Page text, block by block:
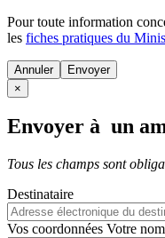
Pour toute information
les fiches pratiques du
Annuler
×
Envoyer à un
Tous les champs sont
Destinataire
Vos coordonnées Votre nom